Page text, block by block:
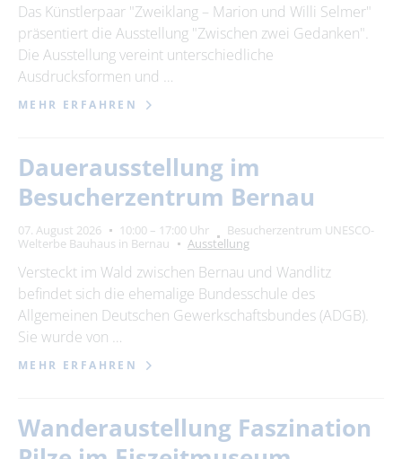
Das Künstlerpaar "Zweiklang – Marion und Willi Selmer"
präsentiert die Ausstellung "Zwischen zwei Gedanken".
Die Ausstellung vereint unterschiedliche
Ausdrucksformen und …
MEHR ERFAHREN
Dauerausstellung im
Besucherzentrum Bernau
07. August 2026 10:00 – 17:00 Uhr
Besucherzentrum UNESCO-
Welterbe Bauhaus in Bernau
Ausstellung
Versteckt im Wald zwischen Bernau und Wandlitz
befindet sich die ehemalige Bundesschule des
Allgemeinen Deutschen Gewerkschaftsbundes (ADGB).
Sie wurde von …
MEHR ERFAHREN
Wanderaustellung Faszination